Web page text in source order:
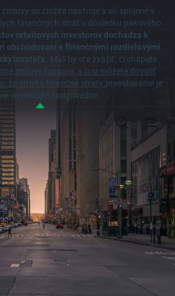
sú zložité nástroje a sú spojené s
finančných strát v dôsledku pákového
retailových investorov dochádza k
obchodovaní s finančnými rozdielovými
Mali by ste zvážiť, či chápete,
zmluvy fungujú, a či si môžete dovoliť
že utrpíte finančné straty.Investovanie je
Investujte zodpovedne.